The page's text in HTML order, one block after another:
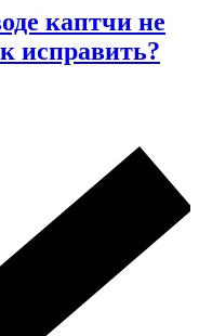
каптчи не
исправить?